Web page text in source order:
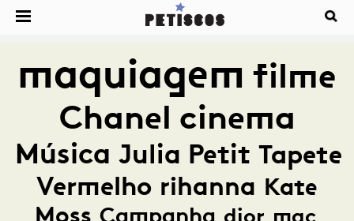
maquiagem filme
Chanel cinema
Música Julia Petit Tapete
Vermelho rihanna Kate
Moss